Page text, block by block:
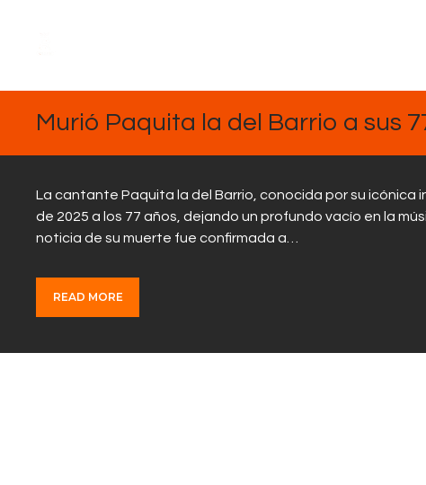
Murió Paquita la del Barrio a sus
La cantante Paquita la del Barrio, conocida por su icónica
de 2025 a los 77 años, dejando un profundo vacío en la
noticia de su muerte fue confirmada a…
READ MORE